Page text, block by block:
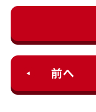
前へ